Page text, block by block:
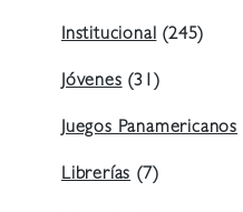
Institucional(245)
Jóvenes(31)
Juegos Panamericanos
Librerías(7)